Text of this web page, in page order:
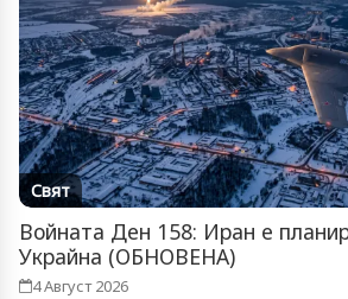
Свят
Войната Ден 158: Иран е
Украйна (ОБНОВЕНА)
4 Август 2026